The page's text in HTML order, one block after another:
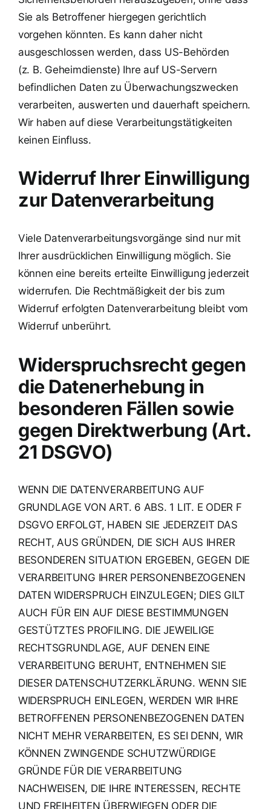
Sie als Betroffener hiergegen gerichtlich
vorgehen könnten. Es kann daher nicht
ausgeschlossen werden, dass US-Behörden
(z. B. Geheimdienste) Ihre auf US-Servern
befindlichen Daten zu Überwachungszwecken
verarbeiten, auswerten und dauerhaft speichern.
Wir haben auf diese Verarbeitungstätigkeiten
keinen Einfluss.
Widerruf Ihrer Einwilligung
zur Datenverarbeitung
Viele Datenverarbeitungsvorgänge sind nur mit
Ihrer ausdrücklichen Einwilligung möglich. Sie
können eine bereits erteilte Einwilligung jederzeit
widerrufen. Die Rechtmäßigkeit der bis zum
Widerruf erfolgten Datenverarbeitung bleibt vom
Widerruf unberührt.
Widerspruchsrecht gegen
die Datenerhebung in
besonderen Fällen sowie
gegen Direktwerbung (Art.
21 DSGVO)
WENN DIE DATENVERARBEITUNG AUF
GRUNDLAGE VON ART. 6 ABS. 1 LIT. E ODER F
DSGVO ERFOLGT, HABEN SIE JEDERZEIT DAS
RECHT, AUS GRÜNDEN, DIE SICH AUS IHRER
BESONDEREN SITUATION ERGEBEN, GEGEN DIE
VERARBEITUNG IHRER PERSONENBEZOGENEN
DATEN WIDERSPRUCH EINZULEGEN; DIES GILT
AUCH FÜR EIN AUF DIESE BESTIMMUNGEN
GESTÜTZTES PROFILING. DIE JEWEILIGE
RECHTSGRUNDLAGE, AUF DENEN EINE
VERARBEITUNG BERUHT, ENTNEHMEN SIE
DIESER DATENSCHUTZERKLÄRUNG. WENN SIE
WIDERSPRUCH EINLEGEN, WERDEN WIR IHRE
BETROFFENEN PERSONENBEZOGENEN DATEN
NICHT MEHR VERARBEITEN, ES SEI DENN, WIR
KÖNNEN ZWINGENDE SCHUTZWÜRDIGE
GRÜNDE FÜR DIE VERARBEITUNG
NACHWEISEN, DIE IHRE INTERESSEN, RECHTE
UND FREIHEITEN ÜBERWIEGEN ODER DIE